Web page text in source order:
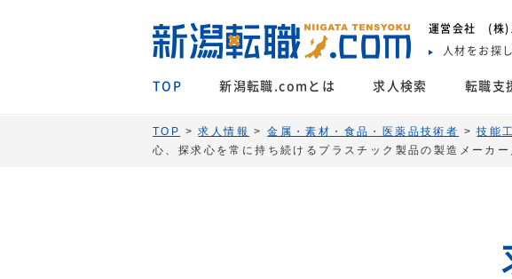
運営会社 (株)
人材をお探
TOP 新潟転職.comとは 求人検索 転職支
TOP >求人情報 >金属・素材・食品・医薬品技術者 >技能
心、探求心を常に持ち続けるプラスチック製品の製造メーカ